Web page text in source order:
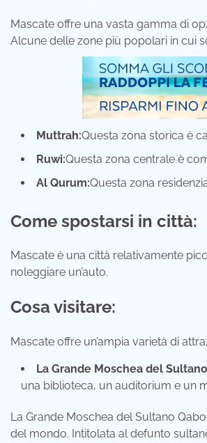
Mascate offre una vasta gamma di
Alcune delle zone più popolari in cui
Muttrah:Questa zona storica è
Ruwi:Questa zona centrale è
Al Qurum:Questa zona
Come spostarsi in città:
Mascate è una città relativamente
noleggiare un’auto.
Cosa visitare:
Mascate offre un’ampia varietà di
La Grande Moschea del
una biblioteca, un auditorium e un
La Grande Moschea del Sultano
del mondo. Intitolata al defunto